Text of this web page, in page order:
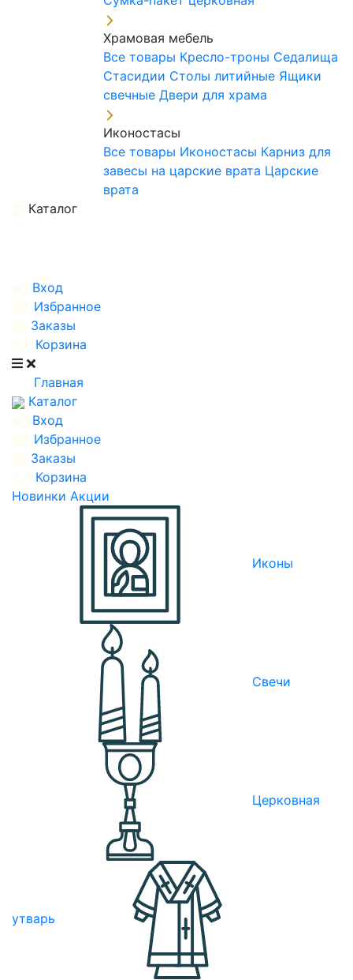
Храмовая мебель
Все товары Кресло-троны Седалища
Стасидии Столы литийные Ящики
свечные Двери для храма
Иконостасы
Все товары Иконостасы Карниз для
завесы на царские врата Царские
врата
Каталог
Вход
Избранное
Заказы
Корзина
Главная
Каталог
Вход
Избранное
Заказы
Корзина
Новинки Акции
Иконы
Свечи
Церковная
утварь